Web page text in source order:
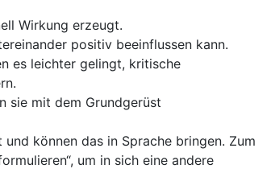
Wirkung erzeugt.
positiv beeinflussen kann.
es leichter gelingt, kritische
sie mit dem Grundgerüst
können das in Sprache bringen. Zum
um in sich eine andere